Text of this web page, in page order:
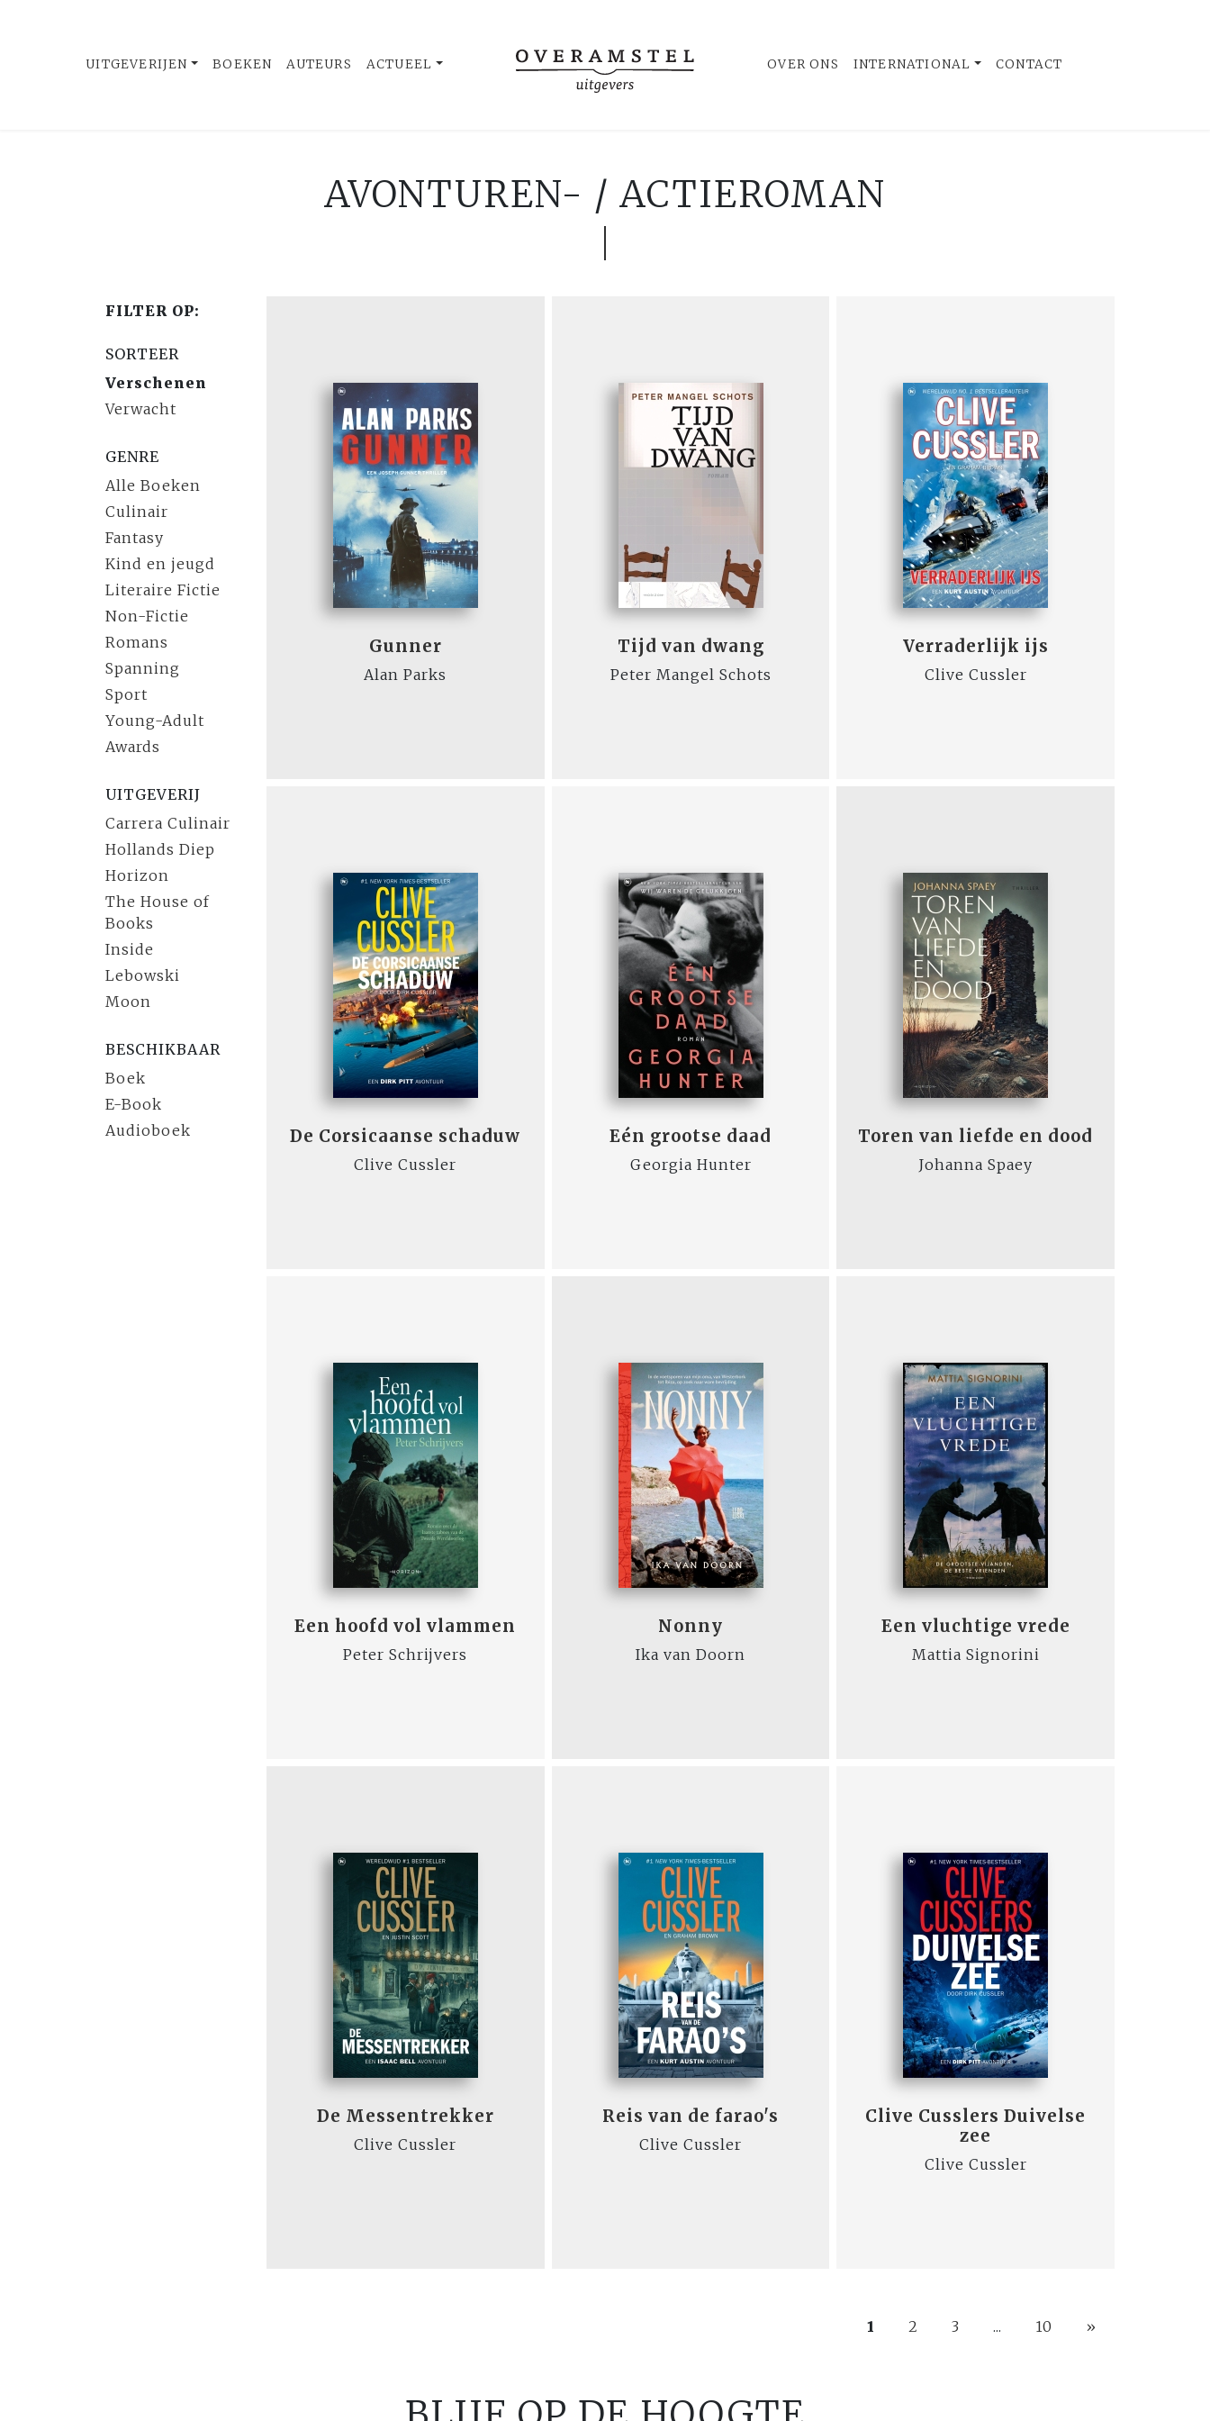
UITGEVERIJEN BOEKEN AUTEURS ACTUEEL OVER ONS INTERNATIONAL CONTACT
AVONTUREN- / ACTIEROMAN
FILTER OP:
SORTEER
Verschenen
Verwacht
GENRE
Alle Boeken
Culinair
Fantasy
Kind en jeugd
Literaire Fictie
Non-Fictie
Romans
Spanning
Sport
Young-Adult
Awards
UITGEVERIJ
Carrera Culinair
Hollands Diep
Horizon
The House of
Books
Inside
Lebowski
Moon
BESCHIKBAAR
Boek
E-Book
Audioboek
Gunner
Alan Parks
Tijd van dwang
Peter Mangel Schots
Verraderlijk ijs
Clive Cussler
De Corsicaanse schaduw
Clive Cussler
Eén grootse daad
Georgia Hunter
Toren van liefde en dood
Johanna Spaey
Een hoofd vol vlammen
Peter Schrijvers
Nonny
Ika van Doorn
Een vluchtige vrede
Mattia Signorini
De Messentrekker
Clive Cussler
Reis van de farao's
Clive Cussler
Clive Cusslers Duivelse
zee
Clive Cussler
1 2 3 ... 10 »